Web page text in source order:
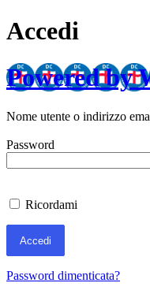
Accedi
Powered by
Nome utente o indirizzo
Password
Ricordami
Password dimenticata?